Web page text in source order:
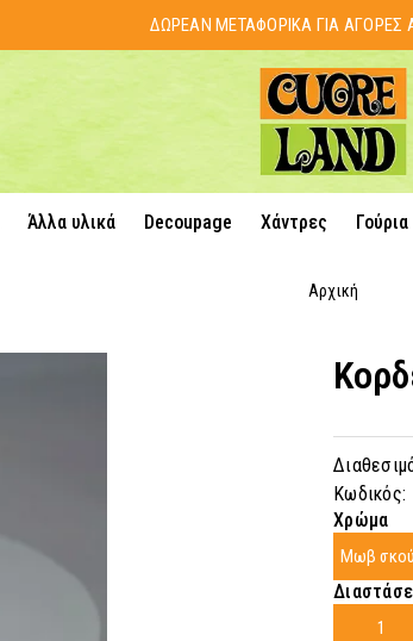
ΔΩΡΕΑΝ ΜΕΤΑΦΟΡΙΚΑ ΓΙΑ ΑΓΟΡΕΣ
Άλλα υλικά Decoupage Χάντρες Γούρια
Αρχική
Κωδικός:
Χρώμα
Μωβ
1